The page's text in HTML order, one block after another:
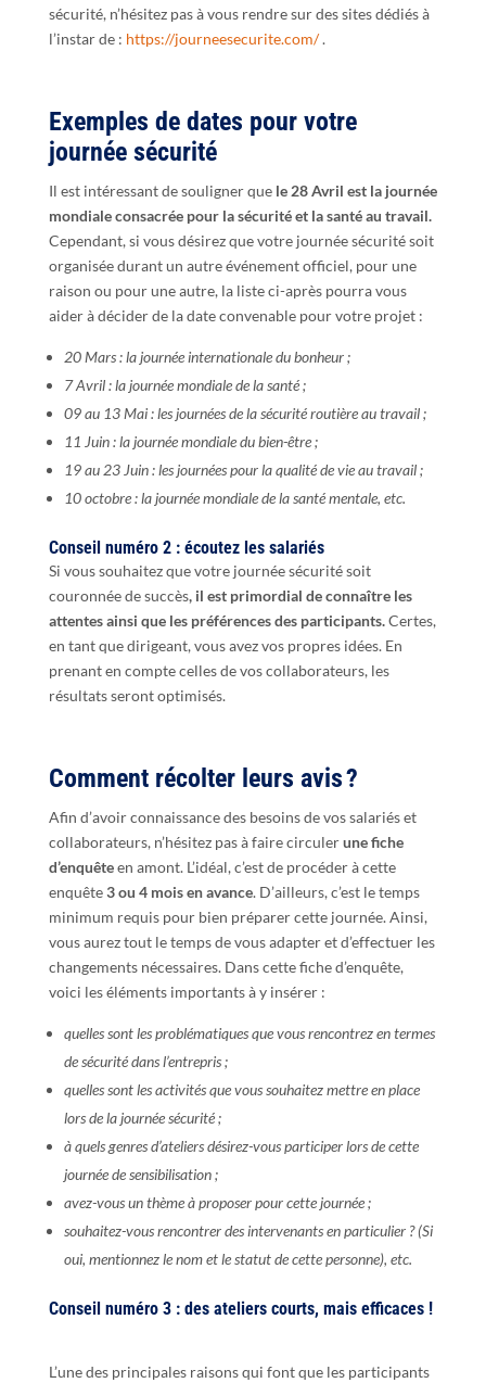
sécurité, n’hésitez pas à vous rendre sur des sites dédiés à
l’instar de : https://journeesecurite.com/.
Exemples de dates pour votre
journée sécurité
Il est intéressant de souligner que le 28 Avril est la journée
mondiale consacrée pour la sécurité et la santé au travail.
Cependant, si vous désirez que votre journée sécurité soit
organisée durant un autre événement officiel, pour une
raison ou pour une autre, la liste ci-après pourra vous
aider à décider de la date convenable pour votre projet :
20 Mars : la journée internationale du bonheur ;
7 Avril : la journée mondiale de la santé ;
09 au 13 Mai : les journées de la sécurité routière au travail ;
11 Juin : la journée mondiale du bien-être ;
19 au 23 Juin : les journées pour la qualité de vie au travail ;
10 octobre : la journée mondiale de la santé mentale, etc.
Conseil numéro 2 : écoutez les salariés
Si vous souhaitez que votre journée sécurité soit
couronnée de succès, il est primordial de connaître les
attentes ainsi que les préférences des participants.Certes,
en tant que dirigeant, vous avez vos propres idées. En
prenant en compte celles de vos collaborateurs, les
résultats seront optimisés.
Comment récolter leurs avis ?
Afin d’avoir connaissance des besoins de vos salariés et
collaborateurs, n’hésitez pas à faire circulerune fiche
d’enquêteen amont. L’idéal, c’est de procéder à cette
enquête3 ou 4 mois en avance. D’ailleurs, c’est le temps
minimum requis pour bien préparer cette journée. Ainsi,
vous aurez tout le temps de vous adapter et d’effectuer les
changements nécessaires. Dans cette fiche d’enquête,
voici les éléments importants à y insérer :
quelles sont les problématiques que vous rencontrez en termes
de sécurité dans l’entrepris ;
quelles sont les activités que vous souhaitez mettre en place
lors de la journée sécurité ;
à quels genres d’ateliers désirez-vous participer lors de cette
journée de sensibilisation ;
avez-vous un thème à proposer pour cette journée ;
souhaitez-vous rencontrer des intervenants en particulier ? (Si
oui, mentionnez le nom et le statut de cette personne), etc.
Conseil numéro 3 : des ateliers courts, mais efficaces !
L’une des principales raisons qui font que les participants